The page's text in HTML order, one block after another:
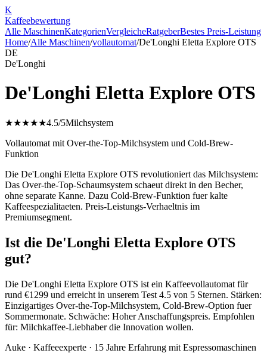
K
Kaffeebewertung
Alle MaschinenKategorienVergleicheRatgeberBestes Preis-Leistung
Home/Alle Maschinen/vollautomat/De'Longhi Eletta Explore OTS
DE
De'Longhi
De'Longhi Eletta Explore OTS
★★★★★4.5/5Milchsystem
Vollautomat mit Over-the-Top-Milchsystem und Cold-Brew-
Funktion
Die De'Longhi Eletta Explore OTS revolutioniert das Milchsystem:
Das Over-the-Top-Schaumsystem schaeut direkt in den Becher,
ohne separate Kanne. Dazu Cold-Brew-Funktion fuer kalte
Kaffeespezialitaeten. Preis-Leistungs-Verhaeltnis im
Premiumsegment.
Ist die De'Longhi Eletta Explore OTS
gut?
Die De'Longhi Eletta Explore OTS ist ein Kaffeevollautomat für
rund €1299 und erreicht in unserem Test 4.5 von 5 Sternen. Stärken:
Einzigartiges Over-the-Top-Milchsystem, Cold-Brew-Option fuer
Sommermonate. Schwäche: Hoher Anschaffungspreis. Empfohlen
für: Milchkaffee-Liebhaber die Innovation wollen.
Auke · Kaffeeexperte · 15 Jahre Erfahrung mit Espressomaschinen